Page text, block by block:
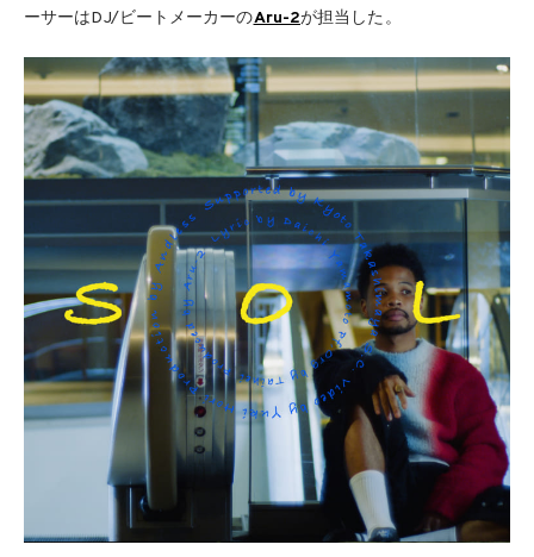
ーサーはDJ/ビートメーカーのAru-2が担当した。